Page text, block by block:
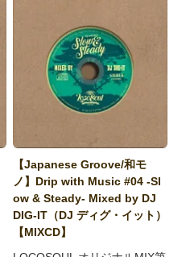
【Japanese Groove/和モ
ノ】Drip with Music #04 -Sl
ow & Steady- Mixed by DJ
DIG-IT（DJ ディグ・イット）
【MIXCD】